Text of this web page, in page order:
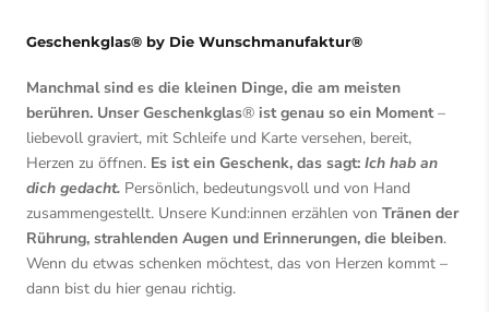
Geschenkglas® by Die Wunschmanufaktur®
Manchmal sind es die kleinen Dinge, die am meisten
berühren. Unser Geschenkglas® ist genau so ein Moment–
liebevoll graviert, mit Schleife und Karte versehen, bereit,
Herzen zu öffnen. Es ist ein Geschenk, das sagt: Ich hab an
dich gedacht. Persönlich, bedeutungsvoll und von Hand
zusammengestellt. Unsere Kund:innen erzählen von Tränen der
Rührung, strahlenden Augen und Erinnerungen, die bleiben.
Wenn du etwas schenken möchtest, das von Herzen kommt –
dann bist du hier genau richtig.